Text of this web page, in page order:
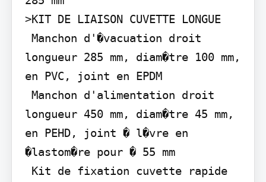
>KIT DE LIAISON CUVETTE LONGUE
longueur 285 mm, diam�tre 100 mm,
en PVC, joint en EPDM
longueur 450 mm, diam�tre 45 mm,
en PEHD, joint � l�vre en
�lastom�re pour � 55 mm